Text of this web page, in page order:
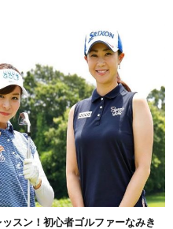
スン！初心者ゴルファーなみき